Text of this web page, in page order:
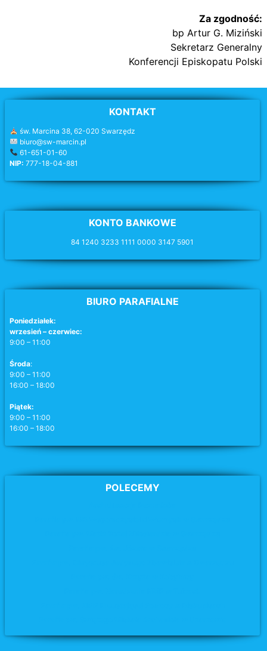
Za zgodność:
bp Artur G. Miziński
Sekretarz Generalny
Konferencji Episkopatu Polski
KONTAKT
św. Marcina 38, 62-020 Swarzędz
biuro@sw-marcin.pl
61-651-01-60
NIP: 777-18-04-881
KONTO BANKOWE
84 1240 3233 1111 0000 3147 5901
BIURO PARAFIALNE
Poniedziałek:
wrzesień – czerwiec:
9:00 – 11:00
Środa:
9:00 – 11:00
16:00 – 18:00
Piątek:
9:00 – 11:00
16:00 – 18:00
POLECEMY